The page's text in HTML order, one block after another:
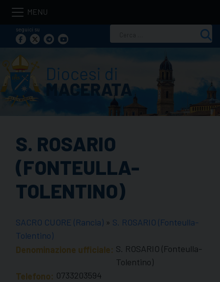
Skip
contentseguici su
per:
S. ROSARIO
(FONTEULLA-
TOLENTINO)
SACRO CUORE (Rancia) » S. ROSARIO (Fonteulla-
Tolentino)
Denominazione ufficiale: S. ROSARIO (Fonteulla-
Tolentino)
Telefono: 0733203594